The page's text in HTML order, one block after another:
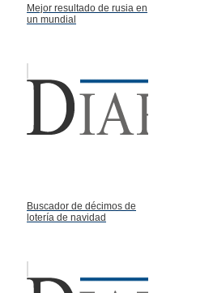
Mejor resultado de rusia en
un mundial
Buscador de décimos de
lotería de navidad